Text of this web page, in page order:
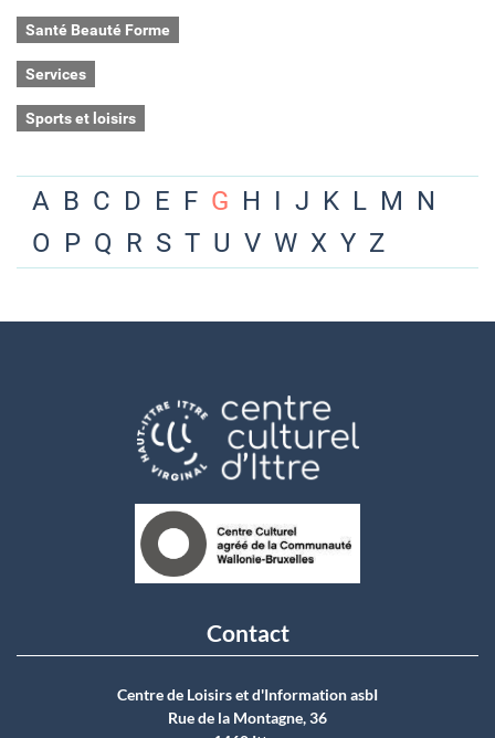
Santé Beauté Forme
Services
Sports et loisirs
A B C D E F G H I J K L M N
O P Q R S T U V W X Y Z
Contact
Centre de Loisirs et d'Information asbI
Rue de la Montagne, 36